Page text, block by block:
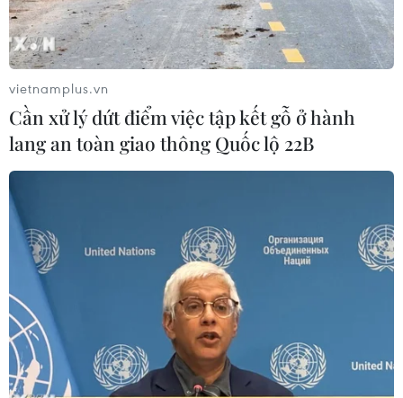
đồng.
Thêm 9.373 ca mắc mới COVID-19 và
14.903 người khỏi bệnh vào ngày 18/9
vietnamplus.vn
Cần xử lý dứt điểm việc tập kết gỗ ở hành
lang an toàn giao thông Quốc lộ 22B